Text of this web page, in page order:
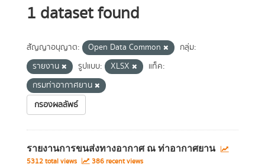
1 dataset found
สัญญาอนุญาต: Open Data Common
กลุ่ม:
รายงาน
รูปแบบ: XLSX
แท็ค:
กรมท่าอากาศยาน
กรองผลลัพธ์
รายงานการขนส่งทางอากาศ ณ ท่าอากาศยาน
5312 total views 386 recent views